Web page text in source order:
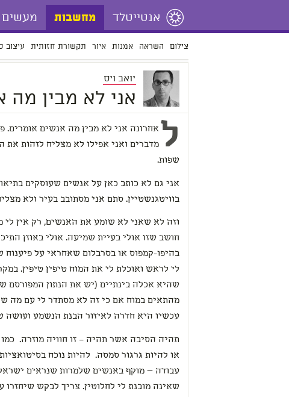
אנטייטלד מחשבות מעשים
צילום השראה אמנות איור תקשורת חזותית עיצוב
יואב ויס
אני לא מבין מה
ל מדברים ואני אפילו לא מצליח לזהות
שפות.
אני גם לא כותב כאן על אנשים שעוסקים
בוויטגנשטיין. סתם אני מסתובב בעיר ולא מצליח להבין מילה.
וזה לא שאני לא שומע את האנשים, רק אין לי
חושב שזו אולי בעיית
לי לראש
מהתאים במוח אם כי זה לא מסתדר לי עם מה
עכשיו היא חדרה לאיזור הבנת הנשמע ועושה
תהיה הסיבה אשר תהיה – זו חוויה מוזרה.
או להיות גרגור סמסה. להיות נוכח
עבודה — מוקף באנשים שלמרות שנראים
שאינה מובנת לי לחלוטין. צריך לבקש שיחזרו